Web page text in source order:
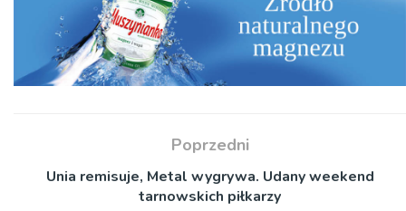
Poprzedni
Unia remisuje, Metal wygrywa. Udany weekend
tarnowskich piłkarzy